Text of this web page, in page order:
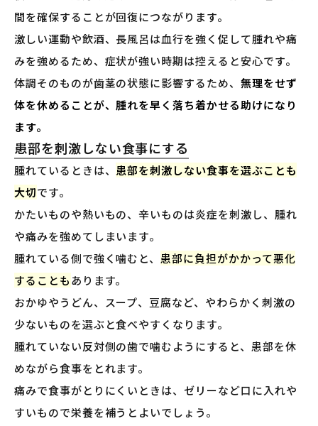
間を確保することが回復につながります。
激しい運動や飲酒、長風呂は血行を強く促して腫れや痛
みを強めるため、症状が強い時期は控えると安心です。
体調そのものが歯茎の状態に影響するため、 無理をせず
体を休めることが、腫れを早く落ち着かせる助けになり
ます。
患部を刺激しない食事にする
腫れているときは、 患部を刺激しない食事を選ぶことも
大切です。
かたいものや熱いもの、辛いものは炎症を刺激し、腫れ
や痛みを強めてしまいます。
腫れている側で強く噛むと、 患部に負担がかかって悪化
することもあります。
おかゆやうどん、スープ、豆腐など、やわらかく刺激の
少ないものを選ぶと食べやすくなります。
腫れていない反対側の歯で噛むようにすると、患部を休
めながら食事をとれます。
痛みで食事がとりにくいときは、ゼリーなど口に入れや
すいもので栄養を補うとよいでしょう。